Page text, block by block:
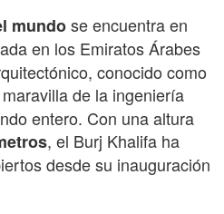
mundose encuentra en
en los Emiratos Árabes
conocido como
de la ingeniería
entero. Con una altura
, el Burj Khalifa ha
desde su inauguración